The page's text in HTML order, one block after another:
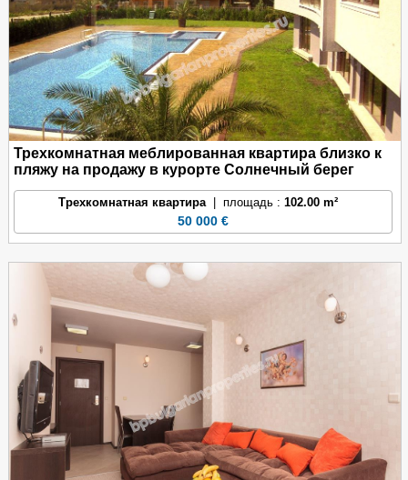
Трехкомнатная меблированная квартира близко к
пляжу на продажу в курорте Солнечный берег
Трехкомнатная квартира| площадь : 102.00 m²
50 000 €